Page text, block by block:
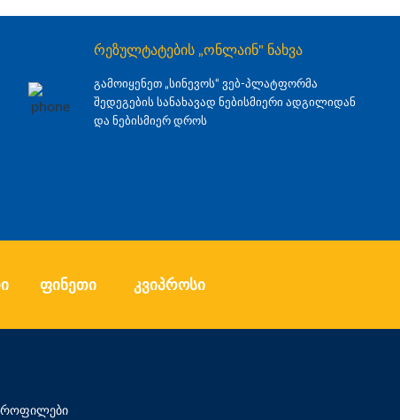
რეზულტატების „ონლაინ" ნახვა
გამოიყენეთ „სინევოს“ ვებ-პლატფორმა
შედეგების სანახავად ნებისმიერი ადგილიდან
და ნებისმიერ დროს
ფინეთი კვიპროსი
პროფილები